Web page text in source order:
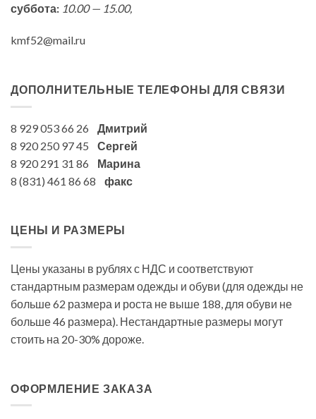
суббота: 10.00 — 15.00,
kmf52@mail.ru
ДОПОЛНИТЕЛЬНЫЕ ТЕЛЕФОНЫ ДЛЯ СВЯЗИ
8 929 053 66 26 Дмитрий
8 920 250 97 45 Сергей
8 920 291 31 86 Марина
8 (831) 461 86 68 факс
ЦЕНЫ И РАЗМЕРЫ
Цены указаны в рублях с НДС и соответствуют
стандартным размерам одежды и обуви (для одежды не
больше 62 размера и роста не выше 188, для обуви не
больше 46 размера). Нестандартные размеры могут
стоить на 20-30% дороже.
ОФОРМЛЕНИЕ ЗАКАЗА